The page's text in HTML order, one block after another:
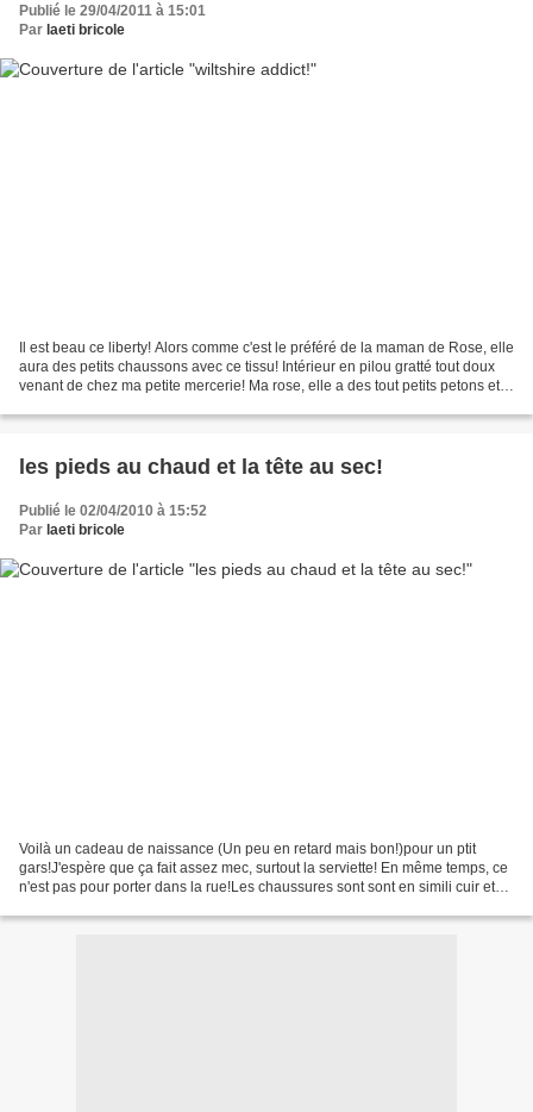
Publié le 29/04/2011 à 15:01
Par laeti bricole
Il est beau ce liberty! Alors comme c'est le préféré de la maman de Rose, elle
aura des petits chaussons avec ce tissu! Intérieur en pilou gratté tout doux
venant de chez ma petite mercerie! Ma rose, elle a des tout petits petons et
les pieds au chaud et la tête au sec!
Publié le 02/04/2010 à 15:52
Par laeti bricole
Voilà un cadeau de naissance (Un peu en retard mais bon!)pour un ptit
gars!J'espère que ça fait assez mec, surtout la serviette! En même temps, ce
n'est pas pour porter dans la rue!Les chaussures sont sont en simili cuir et